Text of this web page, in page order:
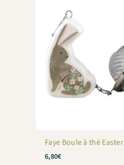
Faye Boule à thé Easter
6,80€